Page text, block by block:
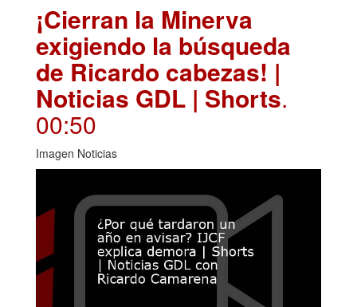
¡Cierran la Minerva
exigiendo la búsqueda
de Ricardo cabezas! |
Noticias GDL | Shorts.
00:50
Imagen Noticias